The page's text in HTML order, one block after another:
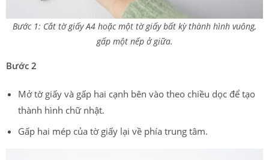
Bước 1: Cắt tờ giấy A4 hoặc một tờ giấy bất kỳ thành hình vuông,
gấp một nếp ở giữa.
Bước 2
Mở tờ giấy và gấp hai cạnh bên vào theo chiều dọc để tạo
thành hình chữ nhật.
Gấp hai mép của tờ giấy lại về phía trung tâm.